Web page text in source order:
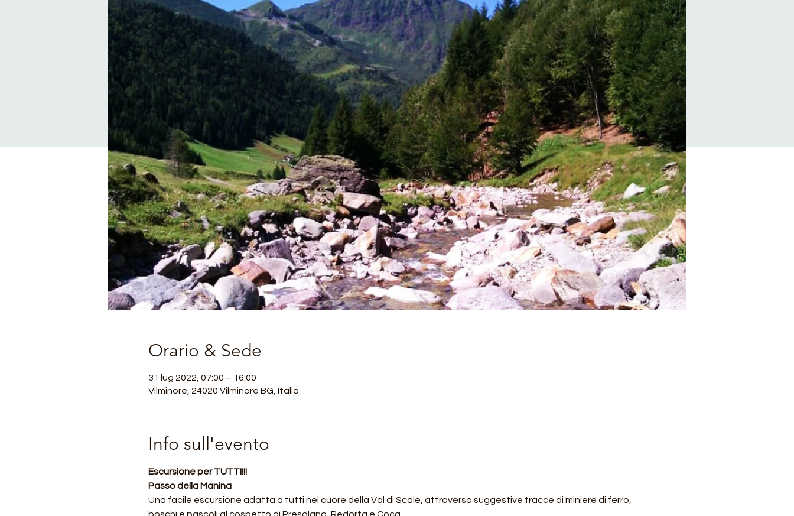
Orario & Sede
31 lug 2022, 07:00 – 16:00
Vilminore, 24020 Vilminore BG, Italia
Info sull'evento
Escursione per TUTTI!!!
Passo della Manina
Una facile escursione adatta a tutti nel cuore della Val di Scale, attraverso suggestive tracce di miniere di ferro,